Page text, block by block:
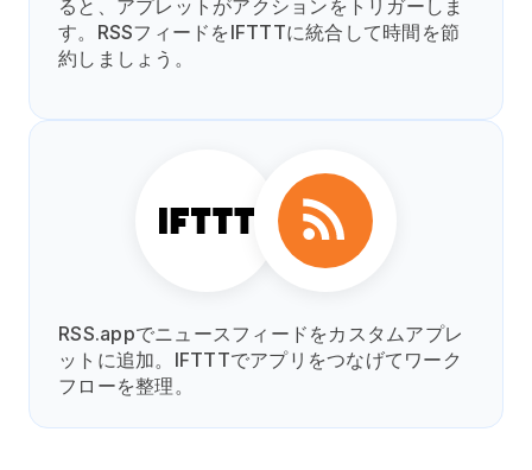
ると、アプレットがアクションをトリガーしま
す。RSSフィードをIFTTTに統合して時間を節
約しましょう。
RSS.appでニュースフィードをカスタムアプレ
ットに追加。IFTTTでアプリをつなげてワーク
フローを整理。